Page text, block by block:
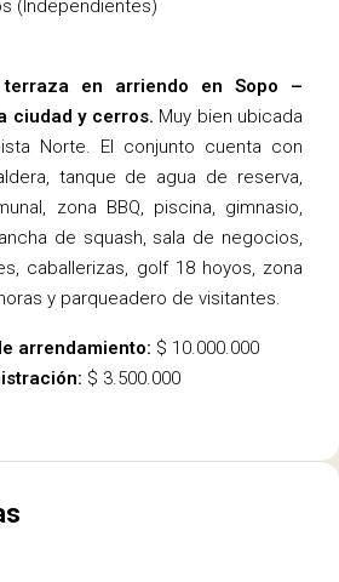
(Independientes)
en arriendo en Sopo –
ciudad y cerros. Muy bien ubicada
Norte. El conjunto cuenta con
tanque de agua de reserva,
zona BBQ, piscina, gimnasio,
de squash, sala de negocios,
caballerizas, golf 18 hoyos, zona
y parqueadero de visitantes.
arrendamiento: $ 10.000.000
$ 3.500.000